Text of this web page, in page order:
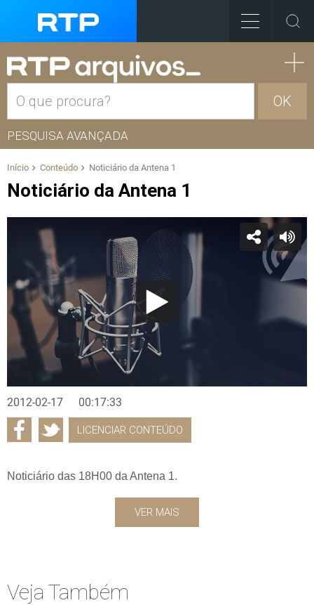
OK
PESQUISA AVANÇADA
Início Conteúdo Noticiário da Antena 1
Noticiário da Antena 1
2012-02-17 00:17:33
LICENCIAR CONTEÚDO
Noticiário das 18H00 da Antena 1.
VER MAIS
Veja Também